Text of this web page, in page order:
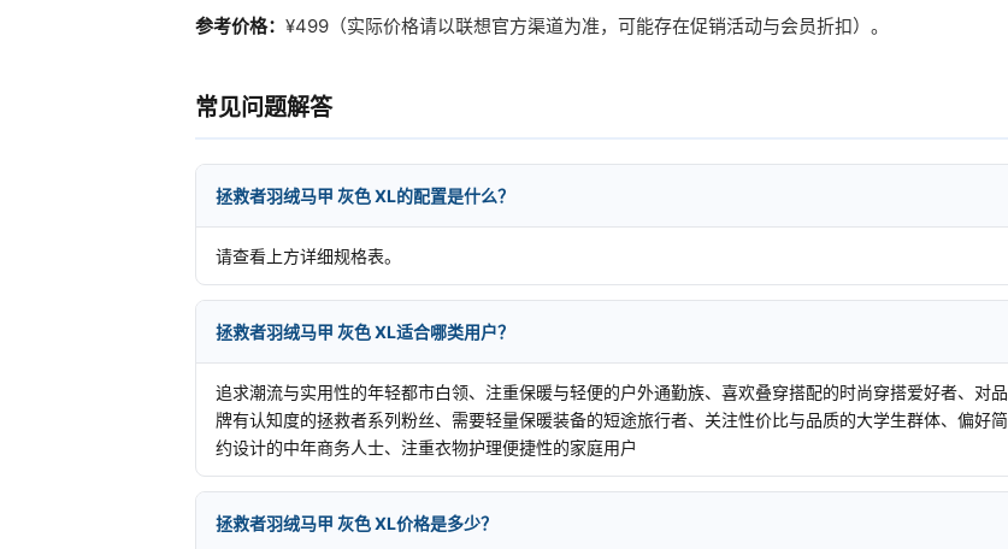
参考价格： ¥499（实际价格请以联想官方渠道为准，可能存在促销活动与会员折扣）。
常见问题解答
拯救者羽绒马甲 灰色 XL的配置是什么？
请查看上方详细规格表。
拯救者羽绒马甲 灰色 XL适合哪类用户？
追求潮流与实用性的年轻都市白领、注重保暖与轻便的户外通勤族、喜欢叠穿搭配的时尚穿搭爱好者、对品
牌有认知度的拯救者系列粉丝、需要轻量保暖装备的短途旅行者、关注性价比与品质的大学生群体、偏好简
约设计的中年商务人士、注重衣物护理便捷性的家庭用户
拯救者羽绒马甲 灰色 XL价格是多少？